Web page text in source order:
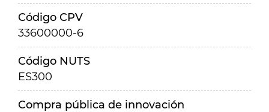
Código CPV
33600000-6
Código NUTS
ES300
Compra pública de innovación